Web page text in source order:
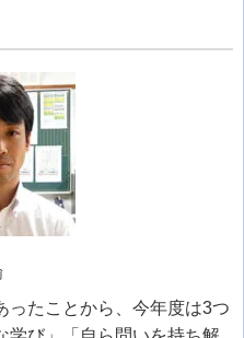
ったことから、今年度は3つ